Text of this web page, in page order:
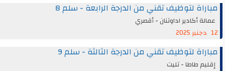
مباراة لتوظيف تقني من الدرجة الرابعة - سلم 8
عمالة أكادير اداوتنان - أقصري
12 دجنبر 2025
مباراة لتوظيف تقني من الدرجة الثالثة - سلم 9
إقليم طاطا - تليت